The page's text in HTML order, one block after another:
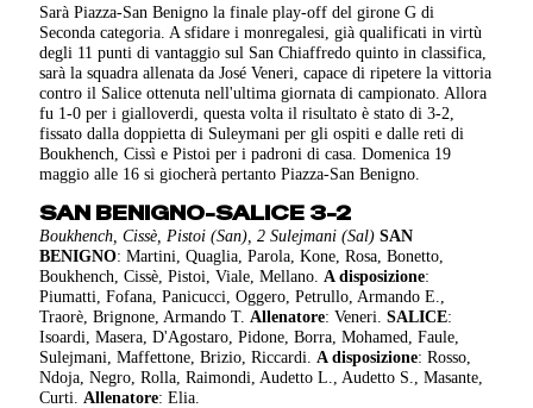
Sarà Piazza-San Benigno la finale play-off del girone G di
Seconda categoria. A sfidare i monregalesi, già qualificati in virtù
degli 11 punti di vantaggio sul San Chiaffredo quinto in classifica,
sarà la squadra allenata da José Veneri, capace di ripetere la vittoria
contro il Salice ottenuta nell'ultima giornata di campionato. Allora
fu 1-0 per i gialloverdi, questa volta il risultato è stato di 3-2,
fissato dalla doppietta di Suleymani per gli ospiti e dalle reti di
Boukhench, Cissì e Pistoi per i padroni di casa. Domenica 19
maggio alle 16 si giocherà pertanto Piazza-San Benigno.
SAN BENIGNO-SALICE 3-2
Boukhench, Cissè, Pistoi (San), 2 Sulejmani (Sal) SAN
BENIGNO: Martini, Quaglia, Parola, Kone, Rosa, Bonetto,
Boukhench, Cissè, Pistoi, Viale, Mellano. A disposizione:
Piumatti, Fofana, Panicucci, Oggero, Petrullo, Armando E.,
Traorè, Brignone, Armando T. Allenatore: Veneri.SALICE:
Isoardi, Masera, D'Agostaro, Pidone, Borra, Mohamed, Faule,
Sulejmani, Maffettone, Brizio, Riccardi. A disposizione: Rosso,
Ndoja, Negro, Rolla, Raimondi, Audetto L., Audetto S., Masante,
Curti. Allenatore: Elia.